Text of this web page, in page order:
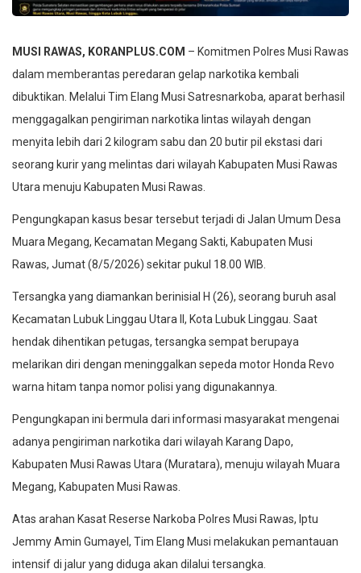
MUSI RAWAS, KORANPLUS.COM – Komitmen Polres Musi Rawas
dalam memberantas peredaran gelap narkotika kembali
dibuktikan. Melalui Tim Elang Musi Satresnarkoba, aparat berhasil
menggagalkan pengiriman narkotika lintas wilayah dengan
menyita lebih dari 2 kilogram sabu dan 20 butir pil ekstasi dari
seorang kurir yang melintas dari wilayah Kabupaten Musi Rawas
Utara menuju Kabupaten Musi Rawas.
Pengungkapan kasus besar tersebut terjadi di Jalan Umum Desa
Muara Megang, Kecamatan Megang Sakti, Kabupaten Musi
Rawas, Jumat (8/5/2026) sekitar pukul 18.00 WIB.
Tersangka yang diamankan berinisial H (26), seorang buruh asal
Kecamatan Lubuk Linggau Utara II, Kota Lubuk Linggau. Saat
hendak dihentikan petugas, tersangka sempat berupaya
melarikan diri dengan meninggalkan sepeda motor Honda Revo
warna hitam tanpa nomor polisi yang digunakannya.
Pengungkapan ini bermula dari informasi masyarakat mengenai
adanya pengiriman narkotika dari wilayah Karang Dapo,
Kabupaten Musi Rawas Utara (Muratara), menuju wilayah Muara
Megang, Kabupaten Musi Rawas.
Atas arahan Kasat Reserse Narkoba Polres Musi Rawas, Iptu
Jemmy Amin Gumayel, Tim Elang Musi melakukan pemantauan
intensif di jalur yang diduga akan dilalui tersangka.